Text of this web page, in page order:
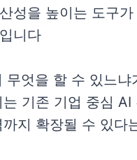
성을 높이는 도구
니다
무엇을 할 수 있느
기존 기업 중심
지 확장될 수 있다